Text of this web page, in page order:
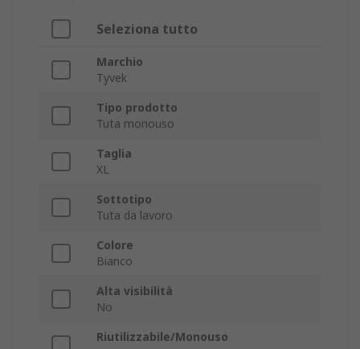
Seleziona tutto
Marchio
Tyvek
Tipo prodotto
Tuta monouso
Taglia
XL
Sottotipo
Tuta da lavoro
Colore
Bianco
Alta visibilità
No
Riutilizzabile/Monouso